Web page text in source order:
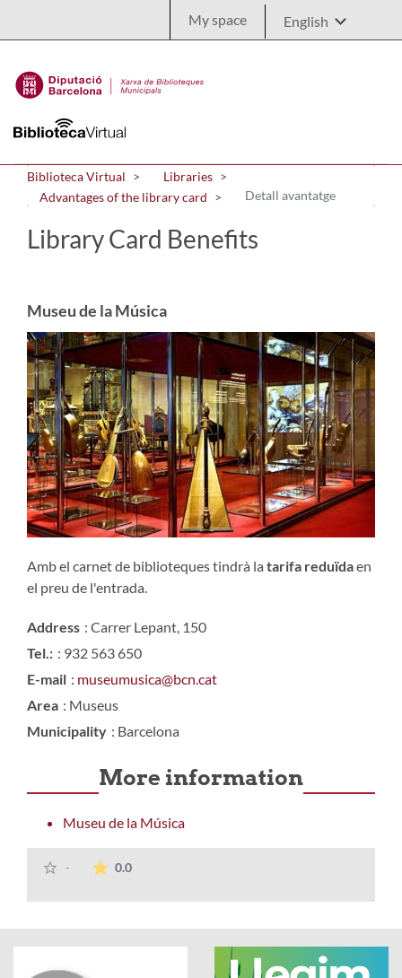
My space
Biblioteca Virtual
Libraries
Advantages of the library card
Detall avantatge
Library Card Benefits
Museu de la Música
Amb el carnet de biblioteques tindrà la tarifa reduïdaen
el preu de l'entrada.
Address : Carrer Lepant, 150
Tel.: : 932 563 650
E-mail : museumusica@bcn.cat
Area : Museus
Municipality : Barcelona
More information
Museu de la Música
- 0.0The average rating is 0 stars out of 5.